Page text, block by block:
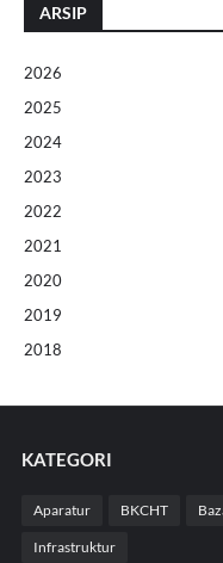
ARSIP
2026
2025
2024
2023
2022
2021
2020
2019
2018
KATEGORI
Aparatur BKCHT
Infrastruktur